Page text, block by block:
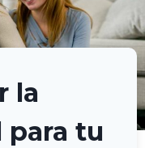
la
para tu